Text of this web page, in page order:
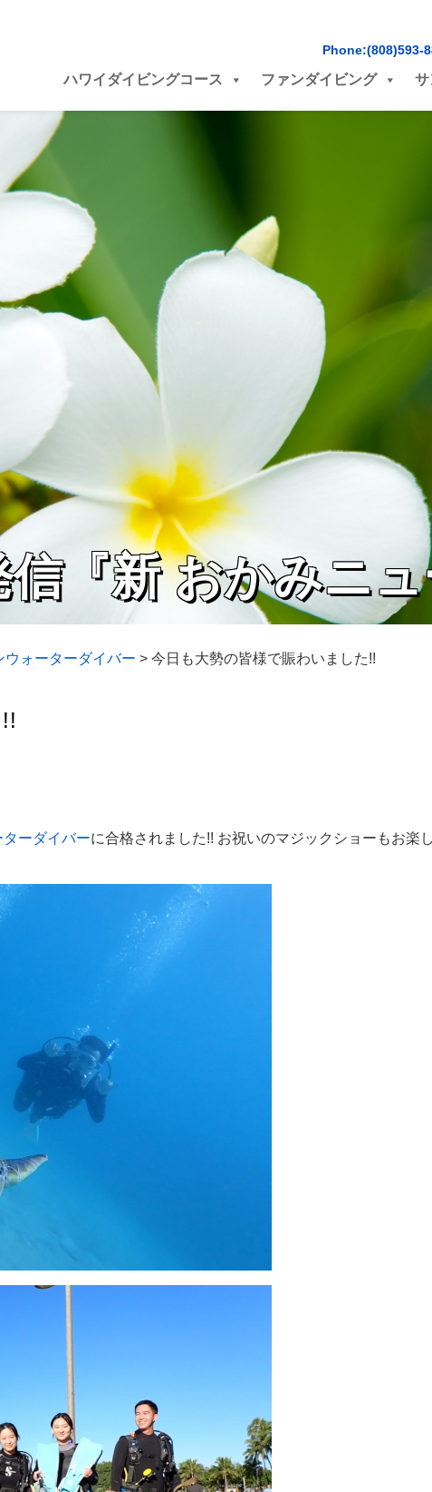
Phone:(808)593-
ハワイダイビングコース ファンダイビング サ
『新 おかみニュ
ウォーターダイバー > 今日も大勢の皆様で賑わいました!!
ーダイバーに合格されました!! お祝いのマジックショーもお楽